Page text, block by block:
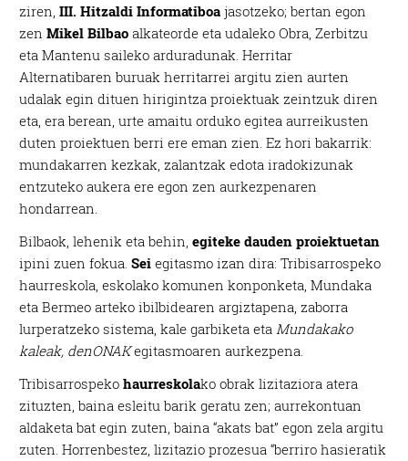
ziren,III. Hitzaldi Informatiboa jasotzeko; bertan egon
zenMikel Bilbao alkateorde eta udaleko Obra, Zerbitzu
eta Mantenu saileko arduradunak. Herritar
Alternatibaren buruak herritarrei argitu zien aurten
udalak egin dituen hirigintza proiektuak zeintzuk diren
eta, era berean, urte amaitu orduko egitea aurreikusten
duten proiektuen berri ere eman zien. Ez hori bakarrik:
mundakarren kezkak, zalantzak edota iradokizunak
entzuteko aukera ere egon zen aurkezpenaren
hondarrean.
Bilbaok, lehenik eta behin,egiteke dauden proiektuetan
ipini zuen fokua.Sei egitasmo izan dira: Tribisarrospeko
haurreskola, eskolako komunen konponketa, Mundaka
eta Bermeo arteko ibilbidearen argiztapena, zaborra
lurperatzeko sistema, kale garbiketa etaMundakako
kaleak, denONAKegitasmoaren aurkezpena.
Tribisarrospekohaurreskolako obrak lizitaziora atera
zituzten, baina esleitu barik geratu zen; aurrekontuan
aldaketa bat egin zuten, baina “akats bat” egon zela argitu
zuten. Horrenbestez, lizitazio prozesua “berriro hasieratik